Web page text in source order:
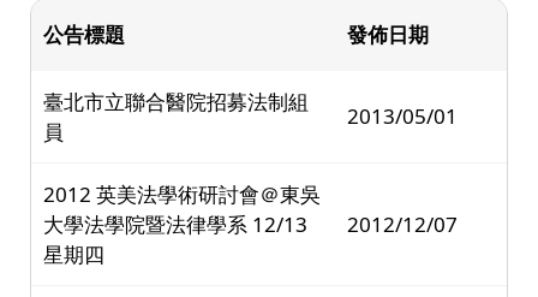
公告標題 發佈日期
臺北市立聯合醫院招募法制組
員
2013/05/01
2012 英美法學術研討會＠東吳
大學法學院暨法律學系 12/13
星期四
2012/12/07